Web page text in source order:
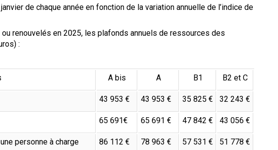
de chaque année en fonction de la variation annuelle de l’indice de
renouvelés en 2025, les plafonds annuels de ressources des
:
A bis A B1 B2 et C
43 953 € 43 953 € 35 825 € 32 243 €
65 691€ 65 691 € 47 842 € 43 056 €
personne à charge 86 112 € 78 963 € 57 531 € 51 778 €